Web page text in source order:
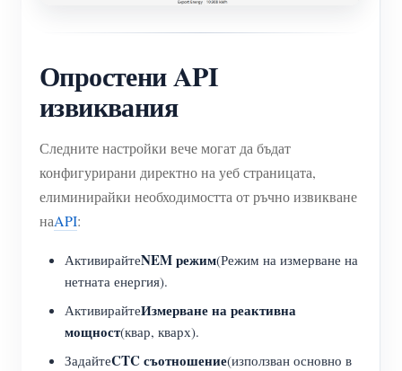
Опростени API
извиквания
Следните настройки вече могат да бъдат
конфигурирани директно на уеб страницата,
елиминирайки необходимостта от ръчно извикване
наAPI:
АктивирайтеNEM режим(Режим на измерване на
нетната енергия).
АктивирайтеИзмерване на реактивна
мощност(квар, кварх).
ЗадайтеCTC съотношение(използван основно в